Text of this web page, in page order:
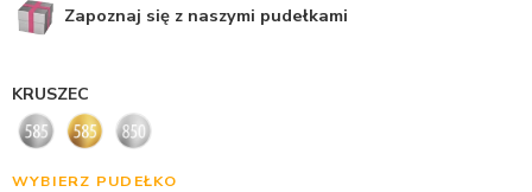
Zapoznaj się z naszymi pudełkami
KRUSZEC
WYBIERZ PUDEŁKO